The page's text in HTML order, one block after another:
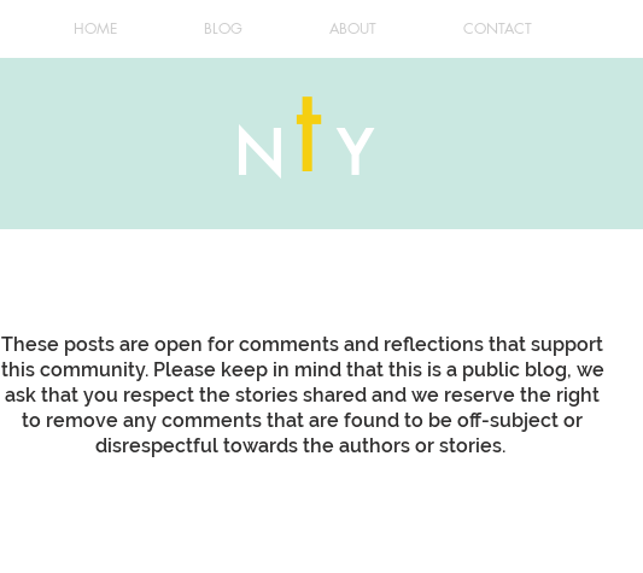
HOME BLOG ABOUT CONTACT
N Y
t
These posts are open for comments and reflections that support
this community. Please keep in mind that this is a public blog, we
ask that you respect the stories shared and we reserve the right
to remove any comments that are found to be off-subject or
disrespectful towards the authors or stories.